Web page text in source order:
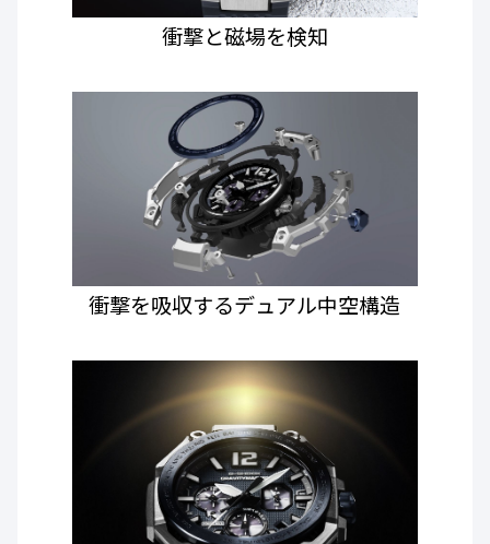
衝撃と磁場を検知
衝撃を吸収するデュアル中空構造